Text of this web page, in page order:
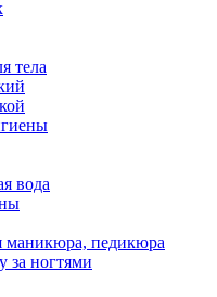
тела
вода
маникюра, педикюра
за ногтями